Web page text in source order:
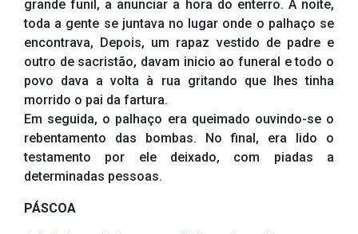
grande funil, a anunciar a hora do enterro. À noite,
toda a gente se juntava no lugar onde o palhaço se
encontrava, Depois, um rapaz vestido de padre e
outro de sacristão, davam inicio ao funeral e todo o
povo dava a volta à rua gritando que lhes tinha
morrido o pai da fartura.
Em seguida, o palhaço era queimado ouvindo-se o
rebentamento das bombas. No final, era lido o
testamento por ele deixado, com piadas a
determinadas pessoas.
PÁSCOA